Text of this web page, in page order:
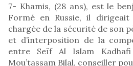
7- Khamis, (28 ans), est le
Formé en Russie, il dirigeait
chargée de la sécurité de son
et d’interposition de la
entre Seïf Al Islam
Mou’tassam Bilal, conseiller